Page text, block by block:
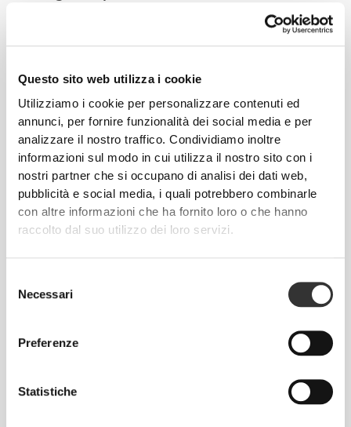
Questo sito web utilizza i cookie
Utilizziamo i cookie per personalizzare contenuti ed
annunci, per fornire funzionalità dei social media e per
analizzare il nostro traffico. Condividiamo inoltre
informazioni sul modo in cui utilizza il nostro sito con i
nostri partner che si occupano di analisi dei dati web,
pubblicità e social media, i quali potrebbero combinarle
con altre informazioni che ha fornito loro o che hanno
raccolto dal suo utilizzo dei loro servizi.
delNecessari
Preferenze
Statistiche
SUPER LEGGERE
Scarpe extra imbottite, leggere come una nuvola,
che offrono un sacco di supporto e che ti daranno la
sensazione di non stare indossando nulla.
AMMORTIZZANTI
Progettate con una schiuma a doppia densità, per
che riducono la tensione dalla punta al tacco.